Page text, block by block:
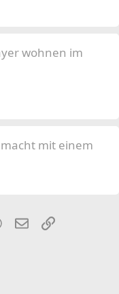
wohnen im
mit einem
WhatsApp
EmailLink